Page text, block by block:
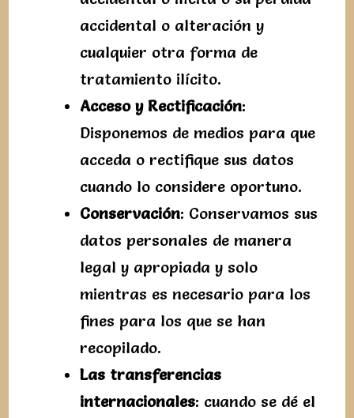
accidental o alteración y
cualquier otra forma de
tratamiento ilícito.
Acceso y Rectificación:
Disponemos de medios para que
acceda o rectifique sus datos
cuando lo considere oportuno.
Conservación: Conservamos sus
datos personales de manera
legal y apropiada y solo
mientras es necesario para los
fines para los que se han
recopilado.
Las transferencias
internacionales: cuando se dé el